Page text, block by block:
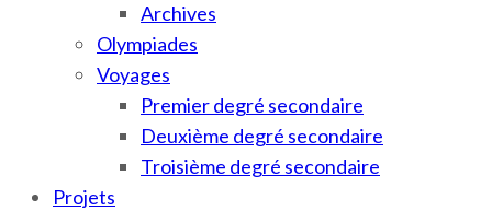
Archives
Olympiades
Voyages
Premier degré secondaire
Deuxième degré secondaire
Troisième degré secondaire
Projets